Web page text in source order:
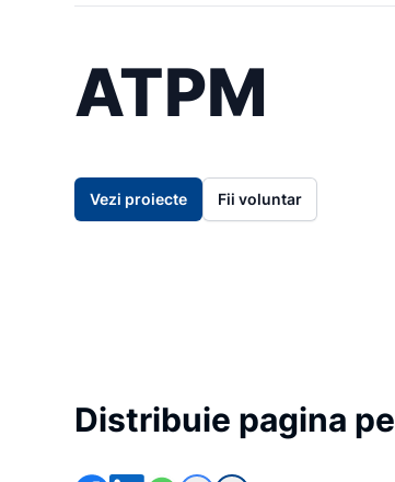
ATPM
Vezi proiecte Fii voluntar
Distribuie pagina pe